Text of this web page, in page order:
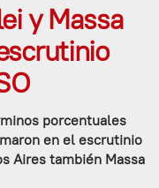
y Massa
porcentuales
en el escrutinio
Aires también Massa